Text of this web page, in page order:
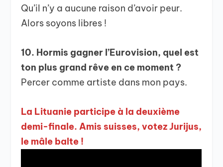
Qu’il n’y a aucune raison d’avoir peur.
Alors soyons libres !
10. Hormis gagner l’Eurovision, quel est
ton plus grand rêve en ce moment ?
Percer comme artiste dans mon pays.
La Lituanie participe à la deuxième
demi-finale. Amis suisses, votez Jurijus,
le mâle balte !